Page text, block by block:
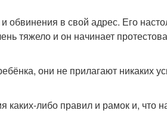
в свой адрес. Его
тяжело и он начинает
они не прилагают никаких
каких-либо правил и рамок и, что